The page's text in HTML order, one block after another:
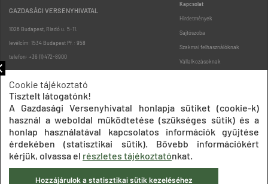
GAZDASÁGI VERSENYHIVATAL
1026 Budapest, Riadó u. 5-11.
levélcím: 1534 Budapest Pf.: 958
telefon: +36 (1) 472-8900
Kapcsolat
Hirdetmények
Sajtószoba
Szakmai felhasználóknak
Vállalkozásoknak
Oldaltérkép
Cookie tájékoztató
Tisztelt látogatónk!
A Gazdasági Versenyhivatal honlapja sütiket (cookie-k)
használ a weboldal működtetése (szükséges sütik) és a
honlap használatával kapcsolatos információk gyűjtése
érdekében (statisztikai sütik). Bővebb információkért
kérjük, olvassa el részletes tájékoztatónkat.
Hozzájárulok a statisztikai sütik kezeléséhez